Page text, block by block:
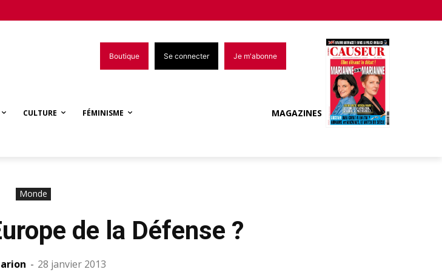
Boutique Se connecter Je m'abonne
CULTURE FÉMINISME MAGAZINES
Monde
de la Défense ?
- 28 janvier 2013